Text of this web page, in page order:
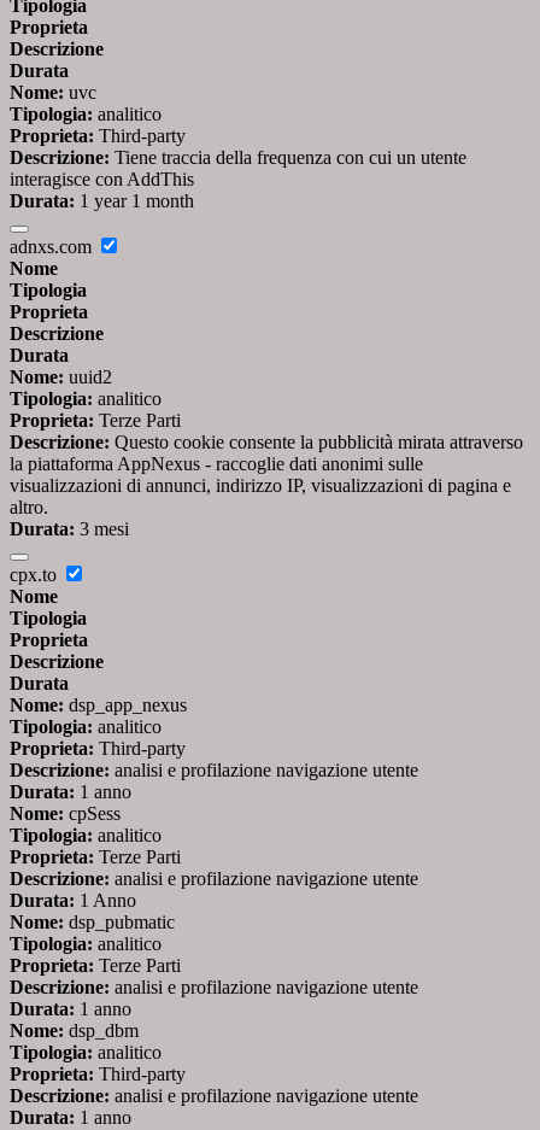
Tipologia
Proprieta
Descrizione
Durata
Nome: uvc
Tipologia: analitico
Proprieta: Third-party
Descrizione: Tiene traccia della frequenza con cui un utente
interagisce con AddThis
Durata: 1 year 1 month
adnxs.com
Nome
Tipologia
Proprieta
Descrizione
Durata
Nome: uuid2
Tipologia: analitico
Proprieta: Terze Parti
Descrizione: Questo cookie consente la pubblicità mirata attraverso
la piattaforma AppNexus - raccoglie dati anonimi sulle
visualizzazioni di annunci, indirizzo IP, visualizzazioni di pagina e
altro.
Durata: 3 mesi
cpx.to
Nome
Tipologia
Proprieta
Descrizione
Durata
Nome: dsp_app_nexus
Tipologia: analitico
Proprieta: Third-party
Descrizione: analisi e profilazione navigazione utente
Durata: 1 anno
Nome: cpSess
Tipologia: analitico
Proprieta: Terze Parti
Descrizione: analisi e profilazione navigazione utente
Durata: 1 Anno
Nome: dsp_pubmatic
Tipologia: analitico
Proprieta: Terze Parti
Descrizione: analisi e profilazione navigazione utente
Durata: 1 anno
Nome: dsp_dbm
Tipologia: analitico
Proprieta: Third-party
Descrizione: analisi e profilazione navigazione utente
Durata: 1 anno